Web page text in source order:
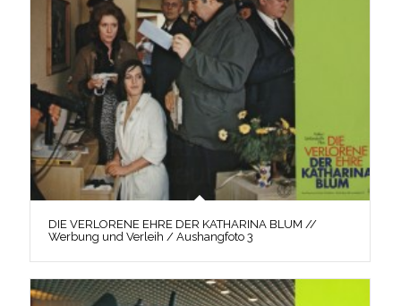
DIE VERLORENE EHRE DER KATHARINA BLUM //
Werbung und Verleih / Aushangfoto 3